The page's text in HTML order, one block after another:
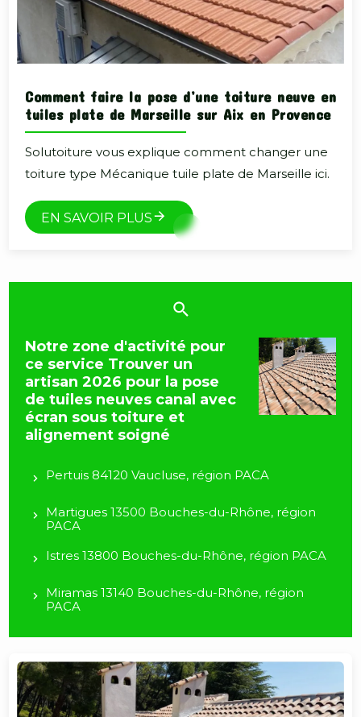
Comment faire la pose d’une toiture neuve en
tuiles plate de Marseille sur Aix en Provence
Solutoiture vous explique comment changer une
toiture type Mécanique tuile plate de Marseille ici.
EN SAVOIR PLUS
Notre zone d'activité pour
ce service Trouver un
artisan 2026 pour la pose
de tuiles neuves canal avec
écran sous toiture et
alignement soigné
Pertuis 84120 Vaucluse, région PACA
Martigues 13500 Bouches-du-Rhône, région
PACA
Istres 13800 Bouches-du-Rhône, région PACA
Miramas 13140 Bouches-du-Rhône, région
PACA